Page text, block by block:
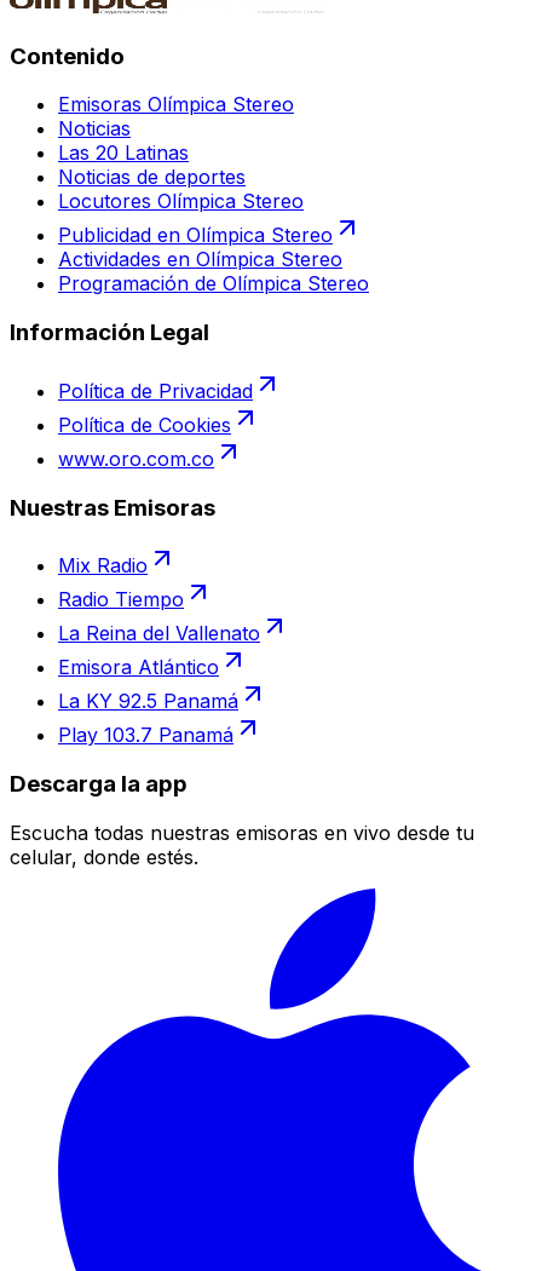
Contenido
Emisoras Olímpica Stereo
Noticias
Las 20 Latinas
Noticias de deportes
Locutores Olímpica Stereo
Publicidad en Olímpica Stereo
Actividades en Olímpica Stereo
Programación de Olímpica Stereo
Información Legal
Política de Privacidad
Política de Cookies
www.oro.com.co
Nuestras Emisoras
Mix Radio
Radio Tiempo
La Reina del Vallenato
Emisora Atlántico
La KY 92.5 Panamá
Play 103.7 Panamá
Descarga la app
Escucha todas nuestras emisoras en vivo desde tu
celular, donde estés.